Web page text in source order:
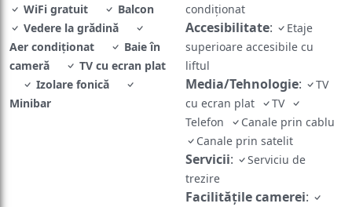
WiFi gratuit
Balcon
Vedere la grădină
Aer condiţionat
Baie în
cameră
TV cu ecran plat
Izolare fonică
Minibar
condiţionat
Accesibilitate:
Etaje
superioare accesibile cu
liftul
Media/Tehnologie:
TV
cu ecran plat
TV
Telefon
Canale prin cablu
Canale prin satelit
Servicii:
Serviciu de
trezire
Facilităţile camerei: